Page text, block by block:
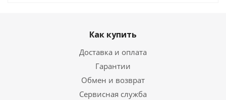
Как купить
Доставка и оплата
Гарантии
Обмен и возврат
Сервисная служба